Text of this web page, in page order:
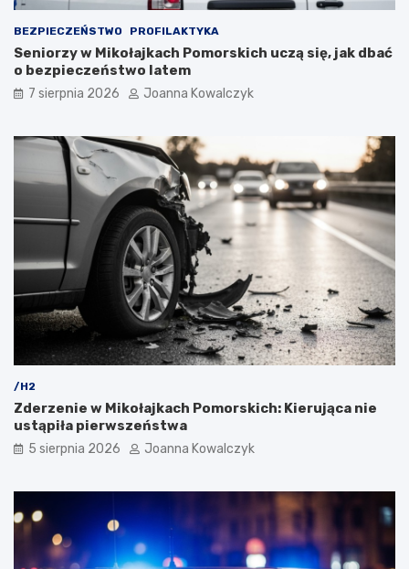
BEZPIECZEŃSTWO PROFILAKTYKA
Seniorzy w Mikołajkach Pomorskich uczą się, jak dbać
o bezpieczeństwo latem
7 sierpnia 2026 Joanna Kowalczyk
/H2
Zderzenie w Mikołajkach Pomorskich: Kierująca nie
ustąpiła pierwszeństwa
5 sierpnia 2026 Joanna Kowalczyk